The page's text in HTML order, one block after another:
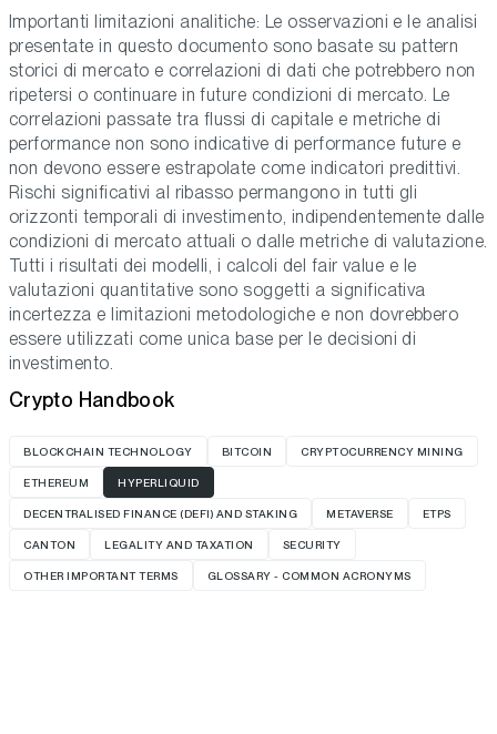
Importanti limitazioni analitiche: Le osservazioni e le analisi
presentate in questo documento sono basate su pattern
storici di mercato e correlazioni di dati che potrebbero non
ripetersi o continuare in future condizioni di mercato. Le
correlazioni passate tra flussi di capitale e metriche di
performance non sono indicative di performance future e
non devono essere estrapolate come indicatori predittivi.
Rischi significativi al ribasso permangono in tutti gli
orizzonti temporali di investimento, indipendentemente dalle
condizioni di mercato attuali o dalle metriche di valutazione.
Tutti i risultati dei modelli, i calcoli del fair value e le
valutazioni quantitative sono soggetti a significativa
incertezza e limitazioni metodologiche e non dovrebbero
essere utilizzati come unica base per le decisioni di
investimento.
Crypto Handbook
BLOCKCHAIN TECHNOLOGY BITCOIN CRYPTOCURRENCY MINING
ETHEREUM HYPERLIQUID
DECENTRALISED FINANCE (DEFI) AND STAKING METAVERSE ETPS
CANTON LEGALITY AND TAXATION SECURITY
OTHER IMPORTANT TERMS GLOSSARY - COMMON ACRONYMS